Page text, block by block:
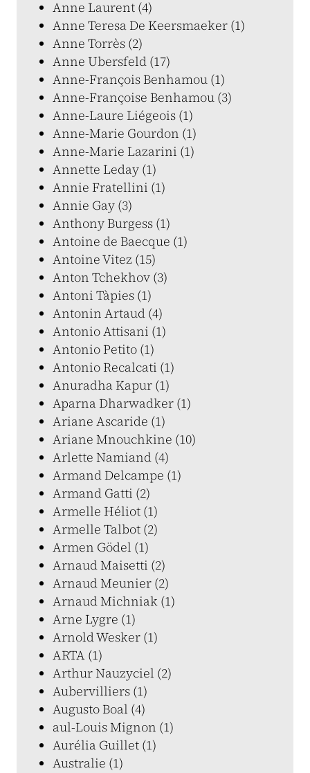
Anne Laurent (4)
Anne Teresa De Keersmaeker (1)
Anne Torrès (2)
Anne Ubersfeld (17)
Anne-François Benhamou (1)
Anne-Françoise Benhamou (3)
Anne-Laure Liégeois (1)
Anne-Marie Gourdon (1)
Anne-Marie Lazarini (1)
Annette Leday (1)
Annie Fratellini (1)
Annie Gay (3)
Anthony Burgess (1)
Antoine de Baecque (1)
Antoine Vitez (15)
Anton Tchekhov (3)
Antoni Tàpies (1)
Antonin Artaud (4)
Antonio Attisani (1)
Antonio Petito (1)
Antonio Recalcati (1)
Anuradha Kapur (1)
Aparna Dharwadker (1)
Ariane Ascaride (1)
Ariane Mnouchkine (10)
Arlette Namiand (4)
Armand Delcampe (1)
Armand Gatti (2)
Armelle Héliot (1)
Armelle Talbot (2)
Armen Gödel (1)
Arnaud Maisetti (2)
Arnaud Meunier (2)
Arnaud Michniak (1)
Arne Lygre (1)
Arnold Wesker (1)
ARTA (1)
Arthur Nauzyciel (2)
Aubervilliers (1)
Augusto Boal (4)
aul-Louis Mignon (1)
Aurélia Guillet (1)
Australie (1)